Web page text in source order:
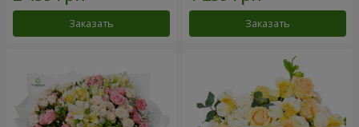
Заказать Заказать